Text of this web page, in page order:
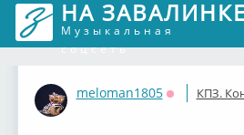
НА ЗАВАЛИНКЕ
Музыкальная
соцсеть
meloman1805
Оффлайн
КПЗ.